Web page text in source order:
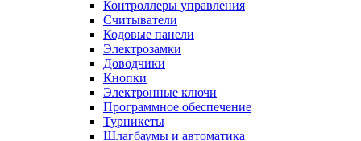
Контроллеры управления
Считыватели
Кодовые панели
Электрозамки
Доводчики
Кнопки
Электронные ключи
Программное обеспечение
Турникеты
Шлагбаумы и автоматика